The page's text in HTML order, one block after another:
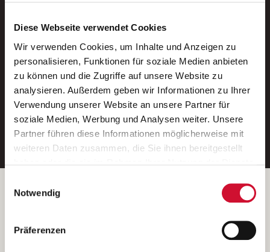
Diese Webseite verwendet Cookies
Wir verwenden Cookies, um Inhalte und Anzeigen zu
personalisieren, Funktionen für soziale Medien anbieten
zu können und die Zugriffe auf unsere Website zu
analysieren. Außerdem geben wir Informationen zu Ihrer
Verwendung unserer Website an unsere Partner für
soziale Medien, Werbung und Analysen weiter. Unsere
Partner führen diese Informationen möglicherweise mit
weiteren Daten zusammen, die Sie ihnen bereitgestellt
Wenn Sie auf „Cookies zulassen“ klicken, so stimmen
Sie der Speicherung sämtlicher Cookies zu. Sie können
Ihre Einwilligung selbstverständlich jederzeit widerrufen,
indem Sie die Cookie-Einstellungen aufrufen und diese
Notwendig
Präferenzen
Neue Stellen per E-Mail.
Ein kostenloser Service von AWO
Jobs.
E-Mail-Adresse eintragen
Betreiber der Webseite
Kantstraße 45a